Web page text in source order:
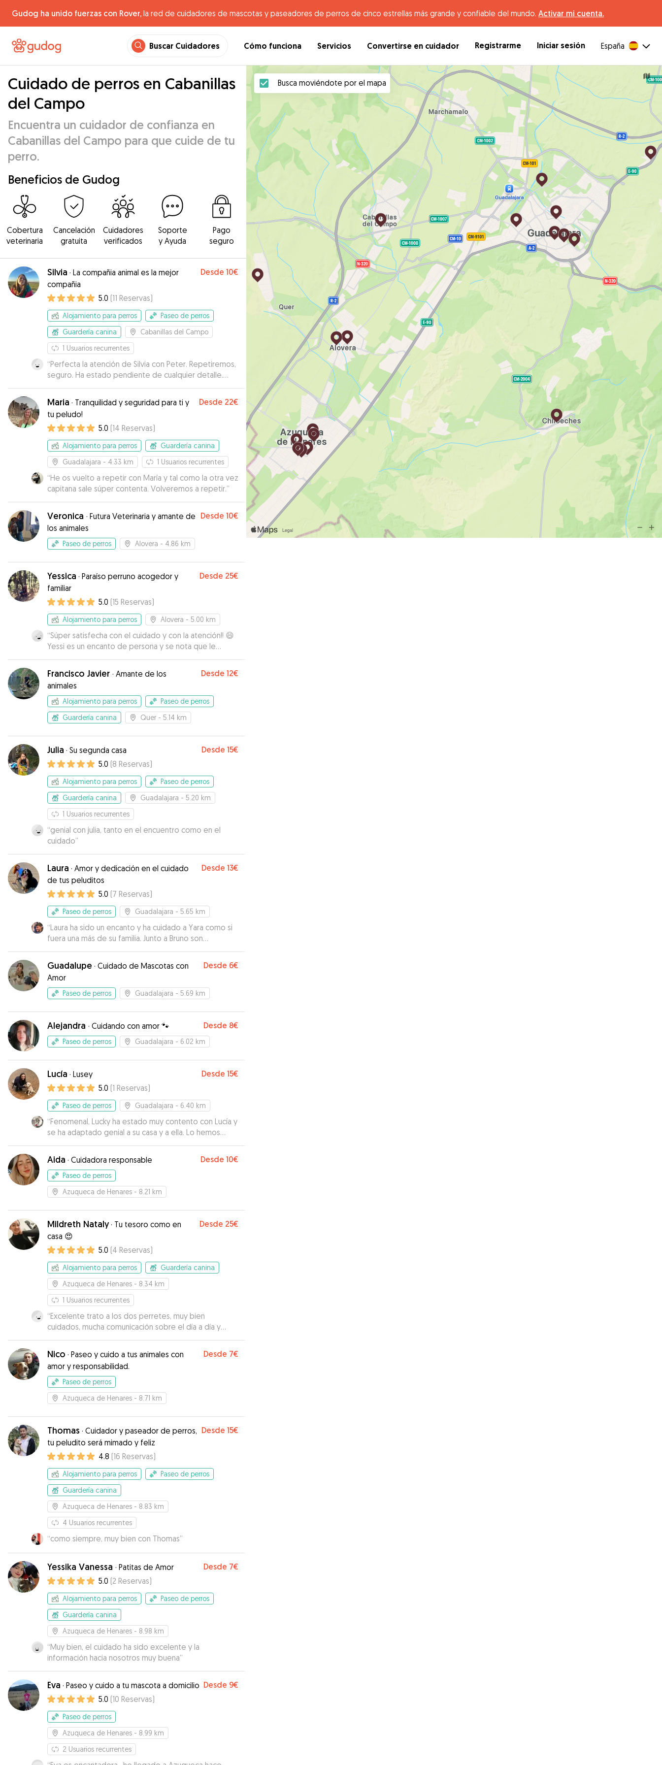
Gudog ha unido fuerzas con Rover, la red de cuidadores de mascotas y paseadores de perros de cinco estrellas más grande y confiable del mundo. Activar mi cuenta.
Buscar Cuidadores Cómo funciona Servicios Convertirse en cuidador Registrarme Iniciar sesión España
Cuidado de perros en Cabanillas
del Campo
Encuentra un cuidador de confianza en
Cabanillas del Campo para que cuide de tu
perro.
Beneficios de Gudog
Cobertura
veterinaria
Cancelación
gratuita
Cuidadores
verificados
Soporte
y Ayuda
Pago
seguro
Silvia · La compañia animal es la mejor
compañia
Desde 10€
5.0 (11 Reservas)
Alojamiento para perros
Paseo de perros
Guardería canina
Cabanillas del Campo
1 Usuarios recurrentes
“Perfecta la atención de Silvia con Peter. Repetiremos,
seguro. Ha estado pendiente de cualquier detalle.
Recomendable 100%.”
Maria · Tranquilidad y seguridad para ti y
tu peludo!
Desde 22€
5.0 (14 Reservas)
Alojamiento para perros
Guardería canina
Guadalajara - 4.33 km 1 Usuarios recurrentes
“He os vuelto a repetir con María y tal como la otra vez
capitana sale súper contenta. Volveremos a repetir.”
Veronica · Futura Veterinaria y amante de
los animales
Desde 10€
Paseo de perros Alovera - 4.86 km
Yessica · Paraíso perruno acogedor y
familiar
Desde 25€
5.0 (15 Reservas)
Alojamiento para perros Alovera - 5.00 km
“Súper satisfecha con el cuidado y con la atención!! 😄
Yessi es un encanto de persona y se nota que le
encantan los perros. Los acoge muy bien y me estuvo
pasando fotos todos los días. Nos da mucha
tranquilidad y si volviera a necesitar el servicio, lo
solicitaría totalmente con ella. Un placer 🫶
Francisco Javier · Amante de los
animales
Desde 12€
Alojamiento para perros
Paseo de perros
Guardería canina
Quer - 5.14 km
Julia · Su segunda casa Desde 15€
5.0 (8 Reservas)
Alojamiento para perros
Paseo de perros
Guardería canina
Guadalajara - 5.20 km
1 Usuarios recurrentes
“genial con julia, tanto en el encuentro como en el
cuidado”
Laura · Amor y dedicación en el cuidado
de tus peluditos
Desde 13€
5.0 (7 Reservas)
Paseo de perros Guadalajara - 5.65 km
“Laura ha sido un encanto y ha cuidado a Yara como si
fuera una más de su familia. Junto a Bruno son
adorables y seguro volvemos a contar con ellos.”
Guadalupe · Cuidado de Mascotas con
Amor
Desde 6€
Paseo de perros Guadalajara - 5.69 km
Alejandra · Cuidando con amor 🐾 Desde 8€
Paseo de perros Guadalajara - 6.02 km
Lucía · Lusey Desde 15€
5.0 (1 Reservas)
Paseo de perros Guadalajara - 6.40 km
“Fenomenal, Lucky ha estado muy contento con Lucía y
se ha adaptado genial a su casa y a ella. Lo hemos
encontrado muy bien a la vuelta.”
Aida · Cuidadora responsable Desde 10€
Paseo de perros
Azuqueca de Henares - 8.21 km
Mildreth Nataly· Tu tesoro como en
casa 😍
Desde 25€
5.0 (4 Reservas)
Alojamiento para perros
Guardería canina
Azuqueca de Henares - 8.34 km
1 Usuarios recurrentes
“Excelente trato a los dos perretes, muy bien
cuidados, mucha comunicación sobre el día a día y
también con fotos y vídeos de ellos”
Nico · Paseo y cuido a tus animales con
amor y responsabilidad.
Desde 7€
Paseo de perros
Azuqueca de Henares - 8.71 km
Thomas · Cuidador y paseador de perros,
tu peludito será mimado y feliz
Desde 15€
4.8 (16 Reservas)
Alojamiento para perros
Paseo de perros
Guardería canina
Azuqueca de Henares - 8.83 km
4 Usuarios recurrentes
“como siempre, muy bien con Thomas”
Yessika Vanessa · Patitas de Amor Desde 7€
5.0 (2 Reservas)
Alojamiento para perros
Paseo de perros
Guardería canina
Azuqueca de Henares - 8.98 km
“Muy bien, el cuidado ha sido excelente y la
información hacia nosotros muy buena”
Eva · Paseo y cuido a tu mascota a domicilio Desde 9€
5.0 (10 Reservas)
Paseo de perros
Azuqueca de Henares - 8.99 km
2 Usuarios recurrentes
Busca moviéndote por el mapa